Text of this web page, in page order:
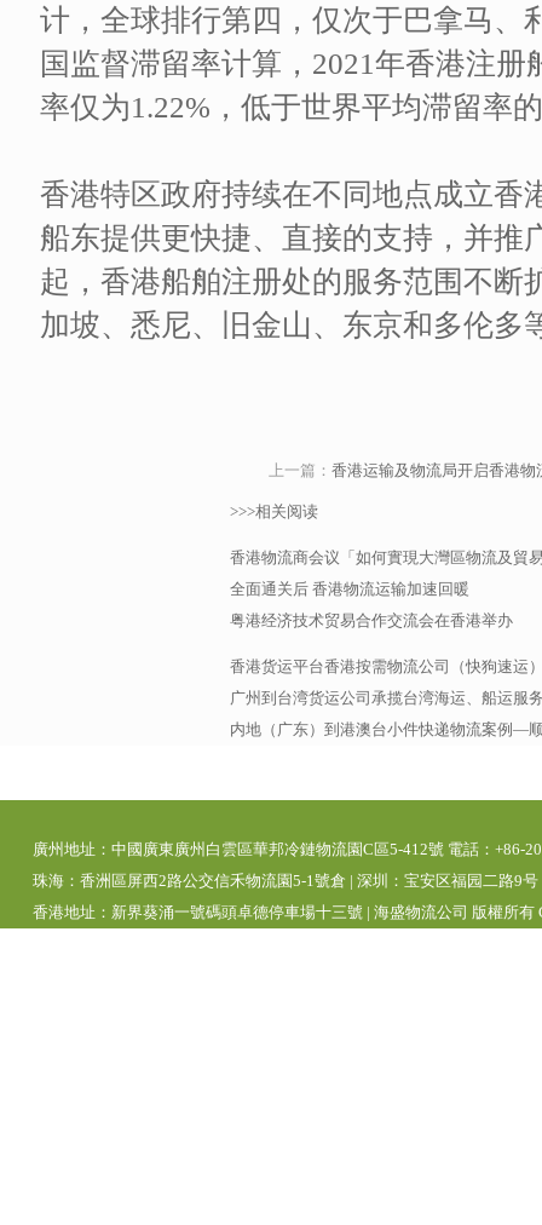
计，全球排行第四，仅次于巴拿马、
国监督滞留率计算，2021年香港注
率仅为1.22%，低于世界平均滞留率
香港特区政府持续在不同地点成立香
船东提供更快捷、直接的支持，并推
起，香港船舶注册处的服务范围不断
加坡、悉尼、旧金山、东京和多伦多
上一篇： 香港运输及物流局开启香港物
>>>相关阅读
香港物流商会议「如何實現大灣區物流及貿
全面通关后 香港物流运输加速回暖
粤港经济技术贸易合作交流会在香港举办
香港货运平台香港按需物流公司（快狗速运
广州到台湾货运公司承揽台湾海运、船运服
内地（广东）到港澳台小件快递物流案例—
廣州地址：中國廣東廣州白雲區華邦冷鏈物流園C區5-412號 電話：+86-
珠海：香洲區屏西2路公交信禾物流園5-1號倉 | 深圳：宝安区福园二路9
香港地址：新界葵涌一號碼頭卓德停車場十三號 | 海盛物流公司 版權所有